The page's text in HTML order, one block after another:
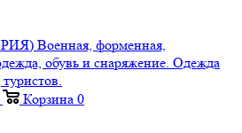
Корзина 0